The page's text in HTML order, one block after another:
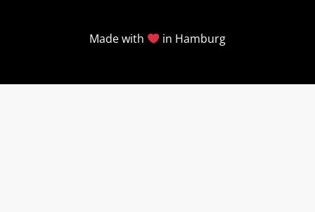
Made with in Hamburg